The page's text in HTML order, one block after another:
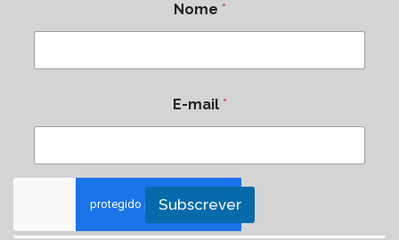
Nome *
E-mail *
Subscrever